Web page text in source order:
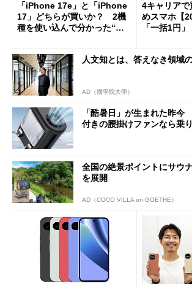
「iPhone 17e」と「iPhone
17」どちらが買いか？ 2機
種を使い込んで分かった“ス
4キャリア
めスマホ【
「一括1円
人文知とは、答えなき領域
AD（國學院大學）
「酷暑日」が生まれた昨今
付きの腰掛けファンなら乗
全国の絶景ポイントにサウ
を展開
AD（COCO VILLA on GOETHE）